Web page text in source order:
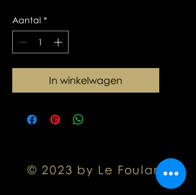
Aantal *
In winkelwagen
© 2023 by Le Foulard